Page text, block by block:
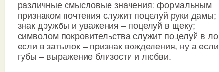
различные смысловые значения: формальным
признаком почтения служит поцелуй руки дамы;
знак дружбы и уважения – поцелуй в щеку;
символом покровительства служит поцелуй в
если в затылок – признак вожделения, ну а
губы – выражение близости и любви.